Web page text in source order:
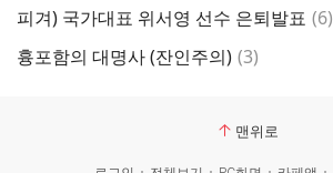
피겨) 국가대표 위서영 선수 은퇴발표 댓
(6)
흉포함의 대명사 (잔인주의) 댓
(3)
맨위로